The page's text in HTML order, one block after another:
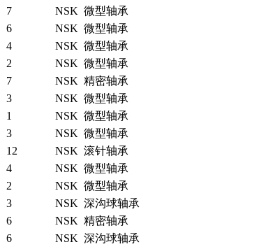
7 NSK 微型轴承
6 NSK 微型轴承
4 NSK 微型轴承
2 NSK 微型轴承
7 NSK 精密轴承
3 NSK 微型轴承
1 NSK 微型轴承
3 NSK 微型轴承
12 NSK 滚针轴承
4 NSK 微型轴承
2 NSK 微型轴承
3 NSK 深沟球轴承
6 NSK 精密轴承
6 NSK 深沟球轴承